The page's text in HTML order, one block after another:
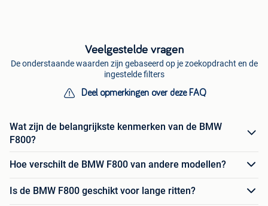
Veelgestelde vragen
De onderstaande waarden zijn gebaseerd op je zoekopdracht en de
ingestelde filters
Deel opmerkingen over deze FAQ
Wat zijn de belangrijkste kenmerken van de BMW
F800?
Hoe verschilt de BMW F800 van andere modellen?
Is de BMW F800 geschikt voor lange ritten?